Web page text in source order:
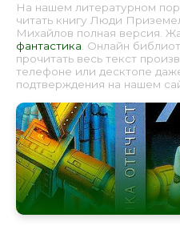
На нашем литературном
читать книгу Люди
Михайлов полная версия.
фантастика . Онлайн
прочитать весь текст
телефоне или десктопе
подтверждения на нашем